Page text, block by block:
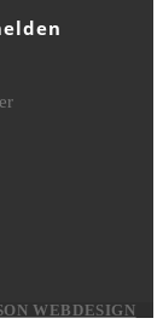
WEBDESIGN